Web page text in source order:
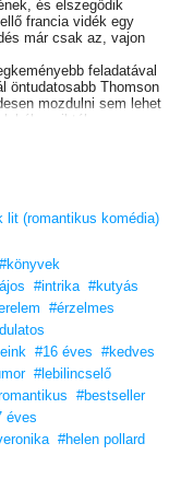
és elszegődik
francia vidék egy
már csak az, vajon
feladatával
öntudatosabb Thomson
mozdulni sem lehet
karamellszín
Arra azonban, hogy
sem számít.
új szerepével, Rupert
Ezzel pedig mindent
sok nevetés világágban.
lit (romantikus komédia)
#könyvek
#intrika #kutyás
#érzelmes
#16 éves #kedves
#lebilincselő
#bestseller
éves
#helen pollard